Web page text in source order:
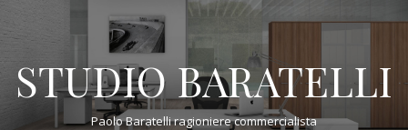
STUDIO BARATELLI
Paolo Baratelli ragioniere commercialista